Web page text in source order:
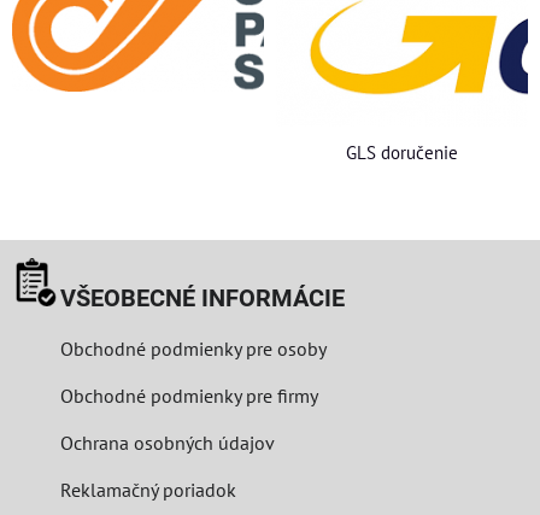
GLS doručenie
VŠEOBECNÉ INFORMÁCIE
Obchodné podmienky pre osoby
Obchodné podmienky pre firmy
Ochrana osobných údajov
Reklamačný poriadok